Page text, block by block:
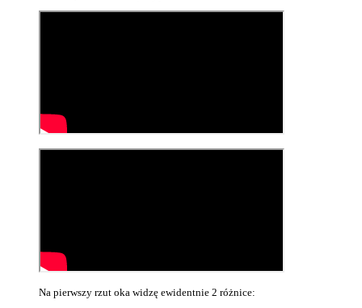
Na pierwszy rzut oka widzę ewidentnie 2 różnice: